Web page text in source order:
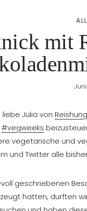
mit
Juni
Julia von
#vegweeks
vegetarische und
und Twitter alle
geschriebenen
hatten, durften